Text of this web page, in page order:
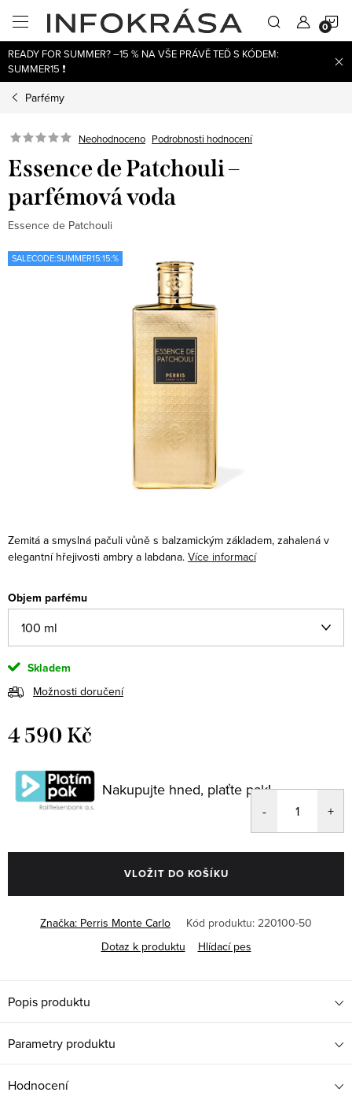
obsah
READY FOR SUMMER? –15 % NA VŠE PRÁVĚ TEĎ S KÓDEM:
SUMMER15 ❗
Parfémy
Neohodnoceno Podrobnosti hodnocení
Essence de Patchouli –
parfémová voda
Essence de Patchouli
SALECODE:SUMMER15:15:%
Zemitá a smyslná pačuli vůně s balzamickým základem, zahalená v
elegantní hřejivosti ambry a labdana. Více informací
Objem parfému
Skladem
Možnosti doručení
4 590 Kč
cena:
Nakupujte hned, plaťte pak!
VLOŽIT DO KOŠÍKU
Značka: Perris Monte Carlo Kód produktu: 220100-50
Dotaz k produktu
Hlídací pes
Popis produktu
Parametry produktu
Hodnocení